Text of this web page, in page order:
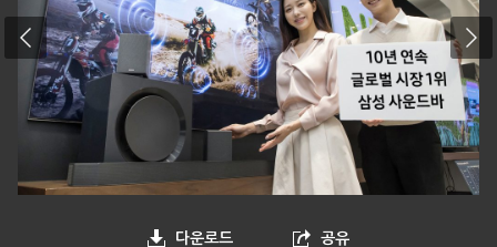
다운로드 공유